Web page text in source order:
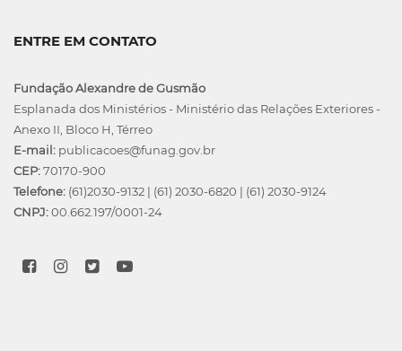
ENTRE EM CONTATO
Fundação Alexandre de Gusmão
Esplanada dos Ministérios - Ministério das Relações Exteriores -
Anexo II, Bloco H, Térreo
E-mail: publicacoes@funag.gov.br
CEP:70170-900
Telefone: (61)2030-9132 | (61) 2030-6820 | (61) 2030-9124
CNPJ:00.662.197/0001-24